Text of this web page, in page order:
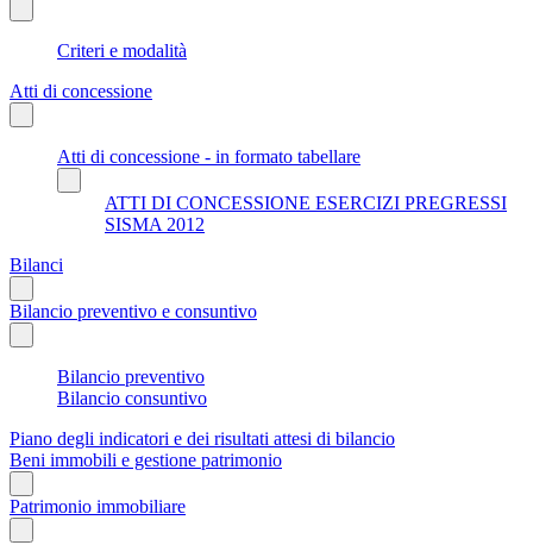
Criteri e modalità
Atti di concessione
Atti di concessione - in formato tabellare
ATTI DI CONCESSIONE ESERCIZI PREGRESSI
SISMA 2012
Bilanci
Bilancio preventivo e consuntivo
Bilancio preventivo
Bilancio consuntivo
Piano degli indicatori e dei risultati attesi di bilancio
Beni immobili e gestione patrimonio
Patrimonio immobiliare